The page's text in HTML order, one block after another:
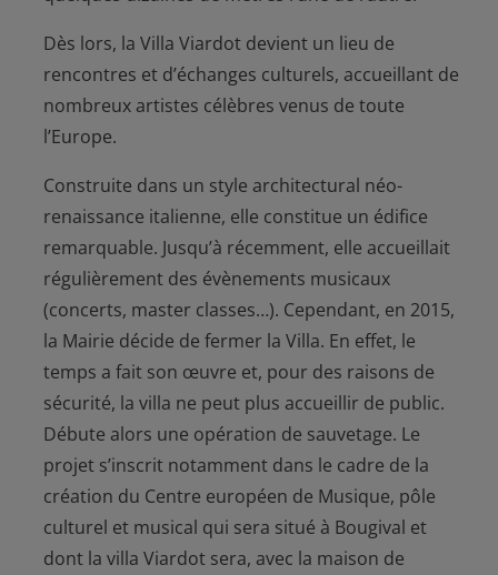
Dès lors, la Villa Viardot devient un lieu de
rencontres et d’échanges culturels, accueillant de
nombreux artistes célèbres venus de toute
l’Europe.
Construite dans un style architectural néo-
renaissance italienne, elle constitue un édifice
remarquable. Jusqu’à récemment, elle accueillait
régulièrement des évènements musicaux
(concerts, master classes…). Cependant, en 2015,
la Mairie décide de fermer la Villa. En effet, le
temps a fait son œuvre et, pour des raisons de
sécurité, la villa ne peut plus accueillir de public.
Débute alors une opération de sauvetage. Le
projet s’inscrit notamment dans le cadre de la
création du Centre européen de Musique, pôle
culturel et musical qui sera situé à Bougival et
dont la villa Viardot sera, avec la maison de